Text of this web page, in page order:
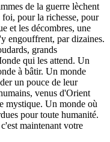
de la guerre lèchent
pour la richesse, pour
et les décombres, une
engouffrent, par dizaines.
grands
qui les attend. Un
à bâtir. Un monde
un pouce de leur
venus d'Orient
mystique. Un monde où
pour toute humanité.
maintenant votre